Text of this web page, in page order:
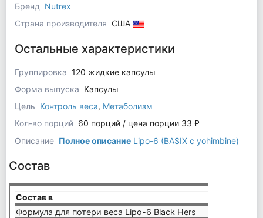
Бренд
Nutrex
Страна производителя США
Остальные характеристики
Группировка 120 жидкие капсулы
Форма выпуска Капсулы
Цель Контроль веса, Метаболизм
Кол-во порций 60 порций / цена порции 33 q
Описание Полное описаниеLipo-6 (BASIX с yohimbine)
Состав
Состав в
Формула для потери веса Lipo-6 Black Hers